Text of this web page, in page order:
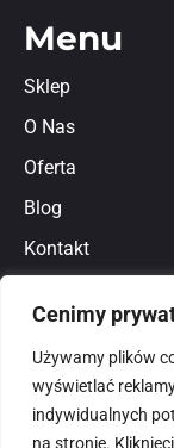
Cenimy
Używamy plików
wyświetlać
indywidualnych
na stronie.
Menu
Sklep
O Nas
Oferta
Blog
Kontakt
Polityka